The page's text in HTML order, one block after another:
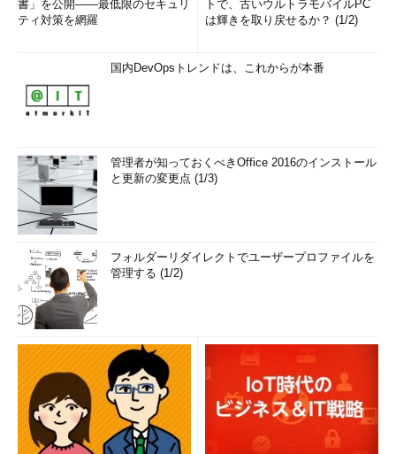
書」を公開――最低限のセキュリ
ティ対策を網羅
トで、古いウルトラモバイルPC
は輝きを取り戻せるか？ (1/2)
国内DevOpsトレンドは、これからが本番
管理者が知っておくべきOffice 2016のインストール
と更新の変更点 (1/3)
フォルダーリダイレクトでユーザープロファイルを
管理する (1/2)